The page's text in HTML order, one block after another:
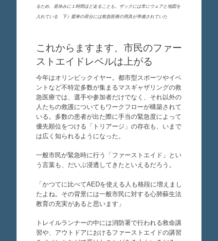
るため、昼休みに１時間ほど走ることも。ザックには常にウェアと地図を
入れている 下）愛車の荷台には救急医療の用具が準備されていた
これからますます、市民のファー
ストエイドレベルは上がる
今年はオリンピックイヤー。都市型スポーツやイベ
ントなど不特定多数が集まるマスギャザリングの救
急医療では、選手や参加者だけでなく、それ以外の
人たちの救護についてもワークフローが構築されて
いる。多数の患者が出た際に手当の緊急度によって
優先順位をつける「トリアージ」の存在も、いまで
は広く知られるようになった。
一般市民が緊急時に行う「ファーストエイド」とい
う言葉も、だいぶ浸透してきたといえるだろう。
「かつてに比べてAEDを使える人も格段に増えまし
たよね。その背景には一般市民に対する心肺蘇生法
教育の充実があると思います」
トレイルランナーの中には消防署で行われる救命講
習や、アウトドアにおけるファーストエイドの講習